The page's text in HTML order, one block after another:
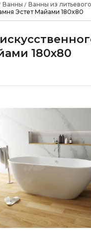
Ванны / Ванны из
Эстет Майами 180x80
180x80